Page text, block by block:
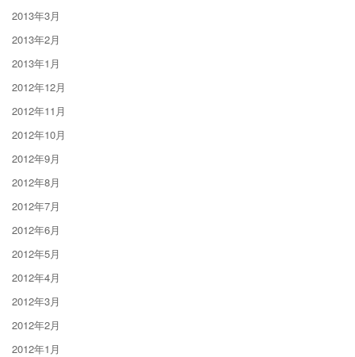
2013年3月
2013年2月
2013年1月
2012年12月
2012年11月
2012年10月
2012年9月
2012年8月
2012年7月
2012年6月
2012年5月
2012年4月
2012年3月
2012年2月
2012年1月